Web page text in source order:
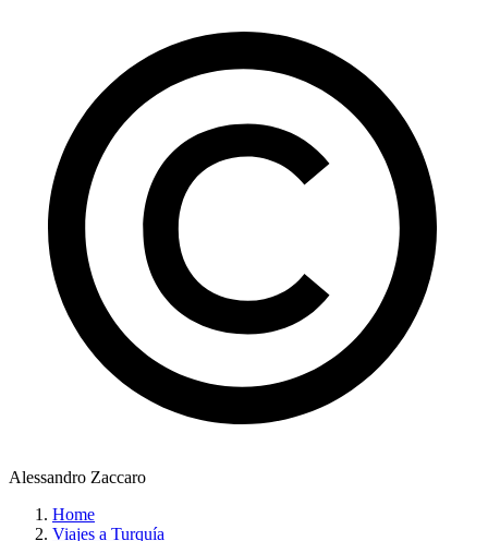
Alessandro Zaccaro
Home
Viajes a Turquía